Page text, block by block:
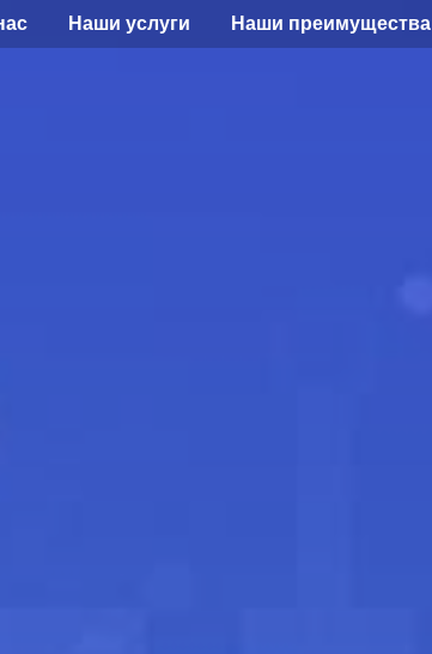
Наши услуги Наши преимущества